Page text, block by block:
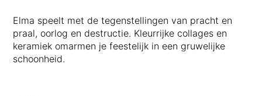
Elma speelt met de tegenstellingen van pracht en
praal, oorlog en destructie. Kleurrijke collages en
keramiek omarmen je feestelijk in een gruwelijke
schoonheid.